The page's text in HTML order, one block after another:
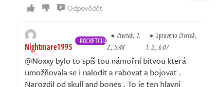
Odpovědět
Nightmare1995 ROCKETCLUB
čtvrtek, 1.
2., 5:48
Upravenočtvrtek,
1. 2., 6:07
@Noxxy bylo to spíš tou námořní bitvou která
umožňovala se i nalodit a rabovat a bojovat .
Narozdil od skull and bones . To je ten hlavni